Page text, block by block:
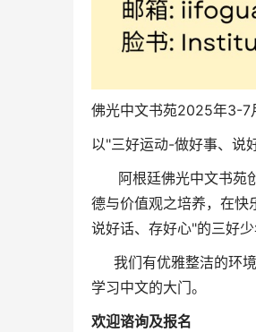
佛光中文书苑2025年3-7
以"三好运动-做好事、说
阿根廷佛光中文书苑创
德与价值观之培养，在快
说好话、存好心"的三好少
我们有优雅整洁的环境
学习中文的大门。
欢迎谘询及报名